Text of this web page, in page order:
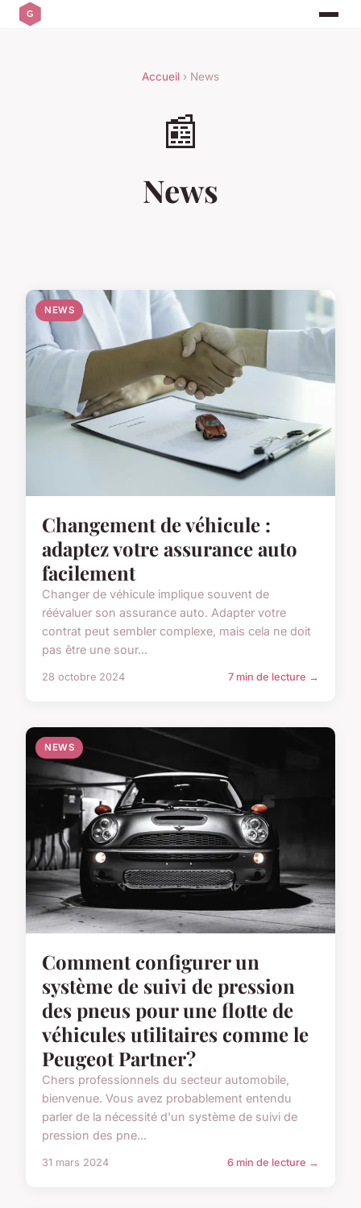
Accueil › News
📰
News
NEWS
Changement de véhicule :
adaptez votre assurance auto
facilement
Changer de véhicule implique souvent de
réévaluer son assurance auto. Adapter votre
contrat peut sembler complexe, mais cela ne doit
pas être une sour...
28 octobre 2024 7 min de lecture →
NEWS
Comment configurer un
système de suivi de pression
des pneus pour une flotte de
véhicules utilitaires comme le
Peugeot Partner?
Chers professionnels du secteur automobile,
bienvenue. Vous avez probablement entendu
parler de la nécessité d'un système de suivi de
pression des pne...
31 mars 2024 6 min de lecture →